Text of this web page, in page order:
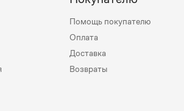
Помощь покупателю
Оплата
Доставка
Возвраты